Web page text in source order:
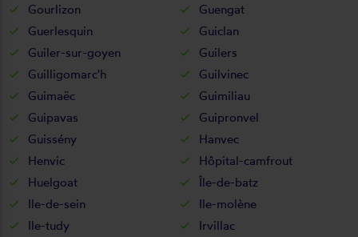
Gourlizon
Guengat
Guerlesquin
Guiclan
Guiler-sur-goyen
Guilers
Guilligomarc'h
Guilvinec
Guimaëc
Guimiliau
Guipavas
Guipronvel
Guissény
Hanvec
Henvic
Hôpital-camfrout
Huelgoat
Île-de-batz
Ile-de-sein
Ile-molène
Ile-tudy
Irvillac